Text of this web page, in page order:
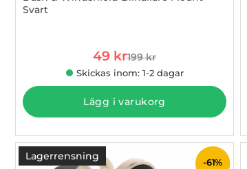
Svart
rea pris
49 krtidigare pris
199 kr
Skickas inom: 1-2 dagar
Lägg i varukorg
Lagerrensning
-61%